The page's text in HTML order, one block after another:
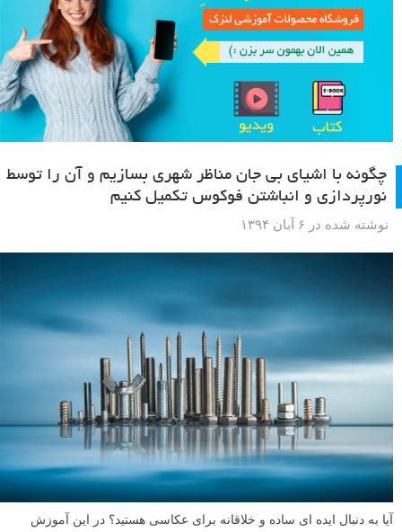
چگونه با اشیای بی‌ جان مناظر شهری بسازیم و آن را توسط
نورپردازی و انباشتن فوکوس تکمیل کنیم
نوشته شده در ۶ آبان ۱۳۹۴
آیا به دنبال ایده ای ساده و خلاقانه برای عکاسی هستید؟ در این آموزش